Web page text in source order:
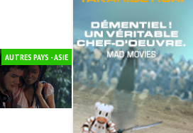
AUTRES PAYS - ASIE